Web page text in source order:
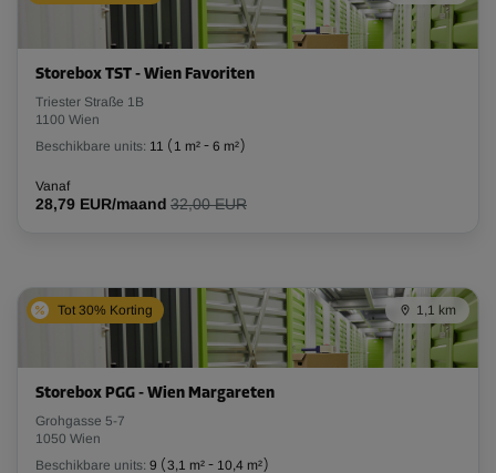
Storebox TST - Wien Favoriten
Triester Straße 1B
1100 Wien
Beschikbare units: 11 ( 1 m² - 6 m²)
Vanaf
28,79 EUR/maand 32,00 EUR
Tot 30% Korting 1,1 km
Storebox PGG - Wien Margareten
Grohgasse 5-7
1050 Wien
Beschikbare units: 9 (3,1 m² - 10,4 m²)